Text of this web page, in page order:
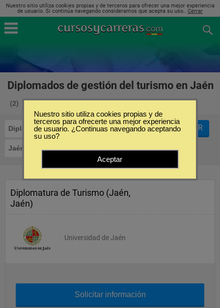
Nuestro sitio utiliza cookies propias y de terceros para ofrecer una mejor experiencia
de usuario. Si continúa navegando consideramos que acepta su uso.. Cerrar
Diplomados de gestión del turismo en Jaén
(2)
Diplomados Gestión del Turismo
Jaén
FILTRAR
Diplomatura de Turismo (Jaén,
Jaén)
Universidad de Jaén
Solicitar información
Nuestro sitio utiliza cookies propias y de
terceros para ofrecerte una mejor experiencia
de usuario. ¿Continuas navegando aceptando
su uso?
Aceptar